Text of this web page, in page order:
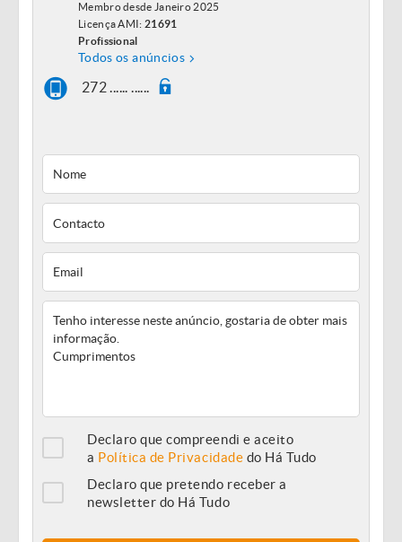
Membro desde Janeiro 2025
Licença AMI: 21691
Profissional
Todos os anúncios
272 ...... ......
Declaro que compreendi e aceito
a Política de Privacidade do Há Tudo
Declaro que pretendo receber a
newsletter do Há Tudo